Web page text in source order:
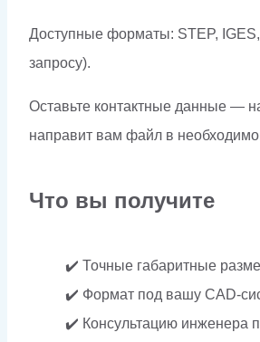
Доступные форматы: STEP,
запросу).
Оставьте контактные данные —
направит вам файл в
Что вы получите
✔️ Точные габаритные
✔️ Формат под вашу CAD-
✔️ Консультацию инженера